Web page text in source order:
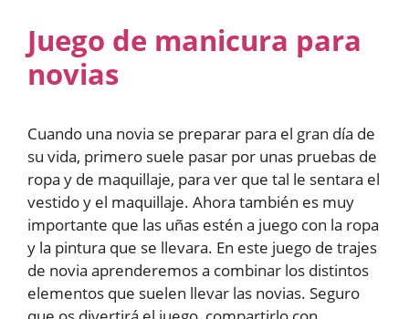
Juego de manicura para
novias
Cuando una novia se preparar para el gran día de
su vida, primero suele pasar por unas pruebas de
ropa y de maquillaje, para ver que tal le sentara el
vestido y el maquillaje. Ahora también es muy
importante que las uñas estén a juego con la ropa
y la pintura que se llevara. En este juego de trajes
de novia aprenderemos a combinar los distintos
elementos que suelen llevar las novias. Seguro